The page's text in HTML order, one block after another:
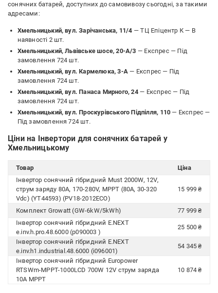
сонячних батарей, доступних до самовивозу сьогодні, за такими
адресами:
Хмельницький, вул. Зарічанська, 11/4 — ТЦ Епіцентр К — В
наявності 2 шт.
Хмельницький, Львівське шосе, 20-А/3 — Експрес — Під
замовлення 724 шт.
Хмельницький, вул. Кармелюка, 3-А — Експрес — Під
замовлення 724 шт.
Хмельницький, вул. Панаса Мирного, 24— Експрес — Під
замовлення 724 шт.
Хмельницький, вул. Проскурівського Підпілля, 110 — Експрес —
Під замовлення 724 шт.
Ціни на Інвертори для сонячних батарей у
Хмельницькому
Товар
Ціна
Інвертор сонячний гібридний Must 2000W, 12V,
струм заряду 80A, 170-280V, MPPT (80А, 30-320
Vdc) (YT44593) (PV18-2012ECO)
15 999 ₴
Комплект Growatt (GW-6kW/5kWh)
77 999 ₴
Інвертор сонячний гібридний E.NEXT
e.inv.h.pro.48.6000 (p090003 )
25 500 ₴
Інвертор сонячний гібридний E.NEXT
e.inv.h1.industrial.48.6000 (i096001)
54 345 ₴
Інвертор сонячний гібридний Europower
RTSWm-MPPT-1000LCD 700W 12V струм заряда
10A MPPT
10 874 ₴